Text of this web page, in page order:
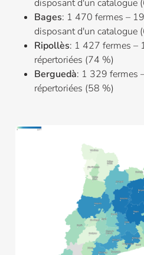
disposant d'un catalogue
Bages: 1 470 fermes –
disposant d'un catalogue
Ripollès: 1 427 fermes –
répertoriées (74 %)
Berguedà: 1 329 fermes
répertoriées (58 %)